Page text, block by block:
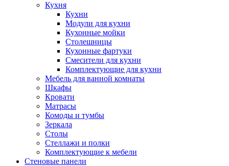
Кухня
Кухни
Модули для кухни
Кухонные мойки
Столешницы
Кухонные фартуки
Смесители для кухни
Комплектующие для кухни
Мебель для ванной комнаты
Шкафы
Кровати
Матрасы
Комоды и тумбы
Зеркала
Столы
Стеллажи и полки
Комплектующие к мебели
Стеновые панели